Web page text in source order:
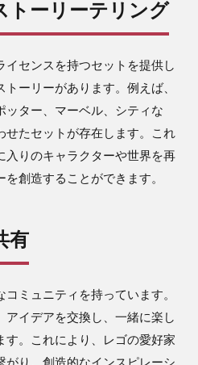
トーリーテリング
イセンスを持つセットを提供し
ーリーがあります。例えば、
ッター、マーベル、シティな
せたセットが存在します。これ
入りのキャラクターや世界を再
創造することができます。
有
ミュニティを持っています。
アイデアを交換し、一緒に楽し
す。これにより、レゴの愛好家
がり、創造的なインスピレーシ